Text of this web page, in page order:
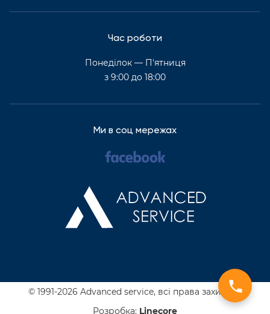
Час роботи
Понеділок — П'ятниця
з 9:00 до 18:00
Ми в соц мережах
© 1991-2026 Advanced service, всі права захищені
Розробка: Linecore